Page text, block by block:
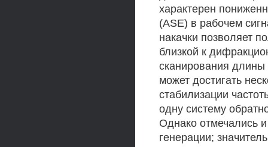
характерен
(ASE) в рабочем
накачки позволяет
близкой к
сканирования
может достигать
стабилизации
одну систему
Однако отмечались
генерации;